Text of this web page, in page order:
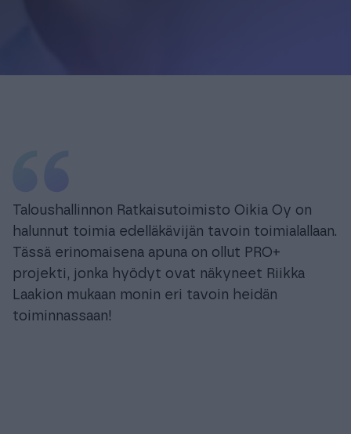
Taloushallinnon Ratkaisutoimisto Oikia Oy on
halunnut toimia edelläkävijän tavoin toimialallaan.
Tässä erinomaisena apuna on ollut PRO+
projekti, jonka hyödyt ovat näkyneet Riikka
Laakion mukaan monin eri tavoin heidän
toiminnassaan!